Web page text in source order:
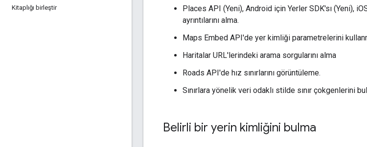
Kitaplığı birleştir
Places API (Yeni), Android için Yerler SDK'sı (Yeni),
ayrıntılarını alma.
Maps Embed API'de yer kimliği parametrelerini
Haritalar URL'lerindeki arama sorgularını alma
Roads API'de hız sınırlarını görüntüleme.
Sınırlara yönelik veri odaklı stilde sınır çokgenlerini
Belirli bir yerin kimliğini bulma